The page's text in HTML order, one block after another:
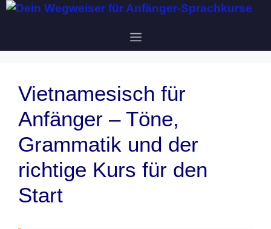
Zum
Menü
Vietnamesisch für
Anfänger – Töne,
Grammatik und der
richtige Kurs für den
Start